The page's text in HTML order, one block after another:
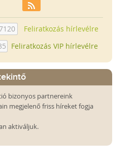
Feliratkozás hírlevélre
Feliratkozás VIP hírlevélre
bizonyos partnereink
megjelenő friss híreket fogja
aktiváljuk.